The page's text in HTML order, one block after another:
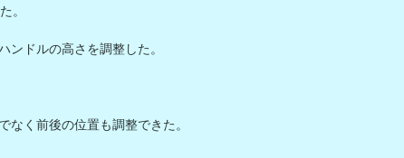
。
ンドルの高さを調整した。
なく前後の位置も調整できた。